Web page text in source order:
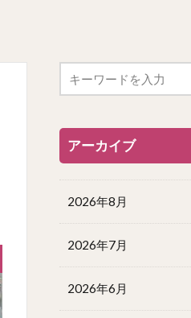
アーカイブ
2026年8月
2026年7月
2026年6月